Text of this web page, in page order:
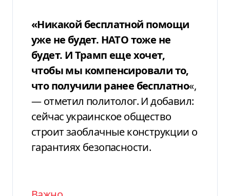
«Никакой бесплатной помощи
уже не будет. НАТО тоже не
будет. И Трамп еще хочет,
чтобы мы компенсировали то,
что получили ранее бесплатно«,
— отметил политолог. И добавил:
сейчас украинское общество
строит заоблачные конструкции о
гарантиях безопасности.